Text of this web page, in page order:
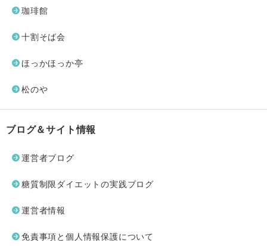
珈琲館
十割そば会
ほっかほっか亭
松のや
ブログ＆サイト情報
運営者ブログ
糖質制限ダイエットの実践ブログ
運営者情報
免責事項と個人情報保護について